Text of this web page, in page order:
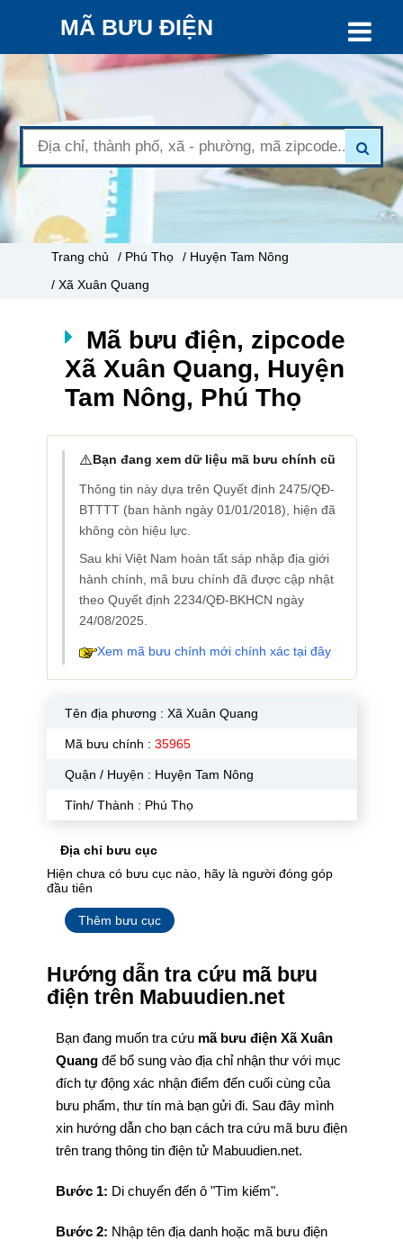
MÃ BƯU ĐIỆN
Trang chủ / Phú Thọ
/ Huyện Tam Nông
/ Xã Xuân Quang
Mã bưu điện, zipcode
Xã Xuân Quang, Huyện
Tam Nông, Phú Thọ
⚠️Bạn đang xem dữ liệu mã bưu chính cũ
Thông tin này dựa trên Quyết định 2475/QĐ-
BTTTT (ban hành ngày 01/01/2018), hiện đã
không còn hiệu lực.
Sau khi Việt Nam hoàn tất sáp nhập địa giới
hành chính, mã bưu chính đã được cập nhật
theo Quyết định 2234/QĐ-BKHCN ngày
24/08/2025.
Xem mã bưu chính mới chính xác tại đây
Tên địa phương : Xã Xuân Quang
Mã bưu chính : 35965
Quận / Huyện : Huyện Tam Nông
Tỉnh/ Thành : Phú Thọ
Địa chỉ bưu cục
Hiện chưa có bưu cục nào, hãy là người đóng góp
đầu tiên
Thêm bưu cục
Hướng dẫn tra cứu mã bưu
điện trên Mabuudien.net
Bạn đang muốn tra cứu mã bưu điện Xã Xuân
Quang để bổ sung vào địa chỉ nhận thư với mục
đích tự động xác nhận điểm đến cuối cùng của
bưu phẩm, thư tín mà bạn gửi đi. Sau đây mình
xin hướng dẫn cho bạn cách tra cứu mã bưu điện
trên trang thông tin điện tử Mabuudien.net.
Bước 1: Di chuyển đến ô "Tìm kiếm".
Bước 2: Nhập tên địa danh hoặc mã bưu điện